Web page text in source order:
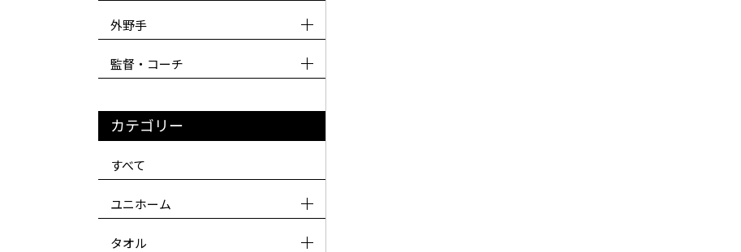
外野手
監督・コーチ
カテゴリー
すべて
ユニホーム
タオル